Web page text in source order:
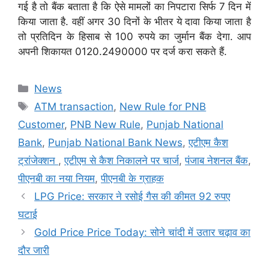
गई है तो बैंक बताता है कि ऐसे मामलों का निपटारा सिर्फ 7 दिन में
किया जाता है. वहीं अगर 30 दिनों के भीतर ये दावा किया जाता है
तो प्रतिदिन के हिसाब से 100 रुपये का जुर्मान बैंक देगा. आप
अपनी शिकायत 0120.2490000 पर दर्ज करा सकते हैं.
Categories
News
Tags
ATM transaction, New Rule for PNB
Customer, PNB New Rule, Punjab National
Bank, Punjab National Bank News,एटीएम कैश
ट्रांजेक्शन ,एटीएम से कैश निकालने पर चार्ज,पंजाब नेशनल बैंक,
पीएनबी का नया नियम,पीएनबी के ग्राहक
LPG Price: सरकार ने रसोई गैस की कीमत 92 रुपए
घटाई
Gold Price Price Today: सोने चांदी में उतार चढ़ाव का
दौर जारी